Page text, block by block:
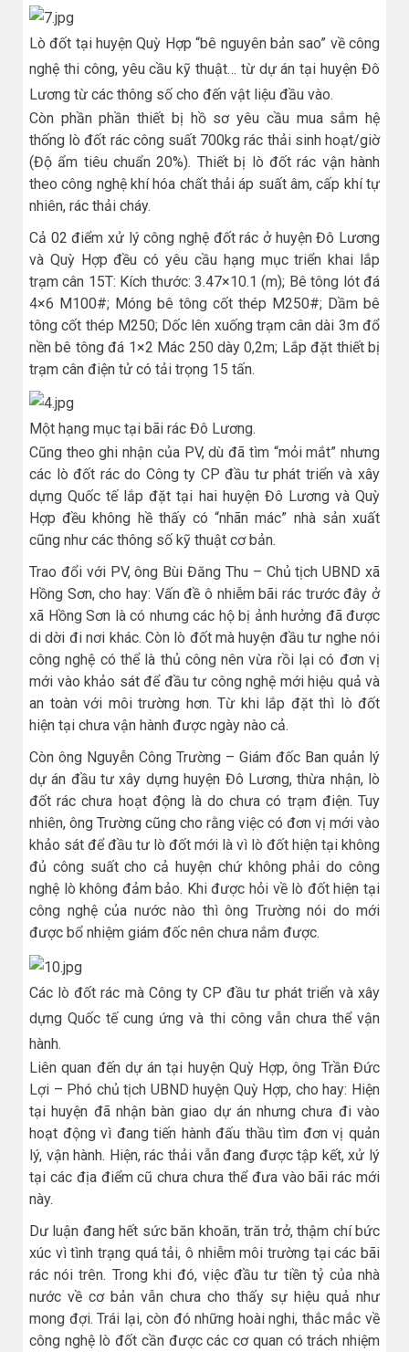
Lò đốt tại huyện Quỳ Hợp “bê nguyên bản sao” về công
nghệ thi công, yêu cầu kỹ thuật… từ dự án tại huyện Đô
Lương từ các thông số cho đến vật liệu đầu vào.
Còn phần phần thiết bị hồ sơ yêu cầu mua sắm hệ
thống lò đốt rác công suất 700kg rác thải sinh hoạt/giờ
(Độ ẩm tiêu chuẩn 20%). Thiết bị lò đốt rác vận hành
theo công nghệ khí hóa chất thải áp suất âm, cấp khí tự
nhiên, rác thải cháy.
Cả 02 điểm xử lý công nghệ đốt rác ở huyện Đô Lương
và Quỳ Hợp đều có yêu cầu hạng mục triển khai lắp
trạm cân 15T: Kích thước: 3.47×10.1 (m); Bê tông lót đá
4×6 M100#; Móng bê tông cốt thép M250#; Dầm bê
tông cốt thép M250; Dốc lên xuống trạm cân dài 3m đổ
nền bê tông đá 1×2 Mác 250 dày 0,2m; Lắp đặt thiết bị
trạm cân điện tử có tải trọng 15 tấn.
Một hạng mục tại bãi rác Đô Lương.
Cũng theo ghi nhận của PV, dù đã tìm “mỏi mắt” nhưng
các lò đốt rác do Công ty CP đầu tư phát triển và xây
dựng Quốc tế lắp đặt tại hai huyện Đô Lương và Quỳ
Hợp đều không hề thấy có “nhãn mác” nhà sản xuất
cũng như các thông số kỹ thuật cơ bản.
Trao đổi với PV, ông Bùi Đăng Thu – Chủ tịch UBND xã
Hồng Sơn, cho hay: Vấn đề ô nhiễm bãi rác trước đây ở
xã Hồng Sơn là có nhưng các hộ bị ảnh hưởng đã được
di dời đi nơi khác. Còn lò đốt mà huyện đầu tư nghe nói
công nghệ có thể là thủ công nên vừa rồi lại có đơn vị
mới vào khảo sát để đầu tư công nghệ mới hiệu quả và
an toàn với môi trường hơn. Từ khi lắp đặt thì lò đốt
hiện tại chưa vận hành được ngày nào cả.
Còn ông Nguyễn Công Trường – Giám đốc Ban quản lý
dự án đầu tư xây dựng huyện Đô Lương, thừa nhận, lò
đốt rác chưa hoạt động là do chưa có trạm điện. Tuy
nhiên, ông Trường cũng cho rằng việc có đơn vị mới vào
khảo sát để đầu tư lò đốt mới là vì lò đốt hiện tại không
đủ công suất cho cả huyện chứ không phải do công
nghệ lò không đảm bảo. Khi được hỏi về lò đốt hiện tại
công nghệ của nước nào thì ông Trường nói do mới
được bổ nhiệm giám đốc nên chưa nắm được.
Các lò đốt rác mà Công ty CP đầu tư phát triển và xây
dựng Quốc tế cung ứng và thi công vẫn chưa thể vận
hành.
Liên quan đến dự án tại huyện Quỳ Hợp, ông Trần Đức
Lợi – Phó chủ tịch UBND huyện Quỳ Hợp, cho hay: Hiện
tại huyện đã nhận bàn giao dự án nhưng chưa đi vào
hoạt động vì đang tiến hành đấu thầu tìm đơn vị quản
lý, vận hành. Hiện, rác thải vẫn đang được tập kết, xử lý
tại các địa điểm cũ chưa chưa thể đưa vào bãi rác mới
này.
Dư luận đang hết sức băn khoăn, trăn trở, thậm chí bức
xúc vì tình trạng quá tải, ô nhiễm môi trường tại các bãi
rác nói trên. Trong khi đó, việc đầu tư tiền tỷ của nhà
nước về cơ bản vẫn chưa cho thấy sự hiệu quả như
mong đợi. Trái lại, còn đó những hoài nghi, thắc mắc về
công nghệ lò đốt cần được các cơ quan có trách nhiệm